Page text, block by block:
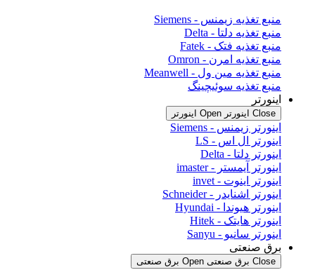
منبع تغذیه زیمنس - Siemens
منبع تغذیه دلتا - Delta
منبع تغذیه فتک - Fatek
منبع تغذیه امرن - Omron
منبع تغذیه مین ول - Meanwell
منبع تغذیه سوئیچینگ
اینورتر
Close اینورتر Open اینورتر
اینورتر زیمنس - Siemens
اینورتر ال اس - LS
اینورتر دلتا - Delta
اینورتر آیمستر - imaster
اینورتر اینوت - invet
اینورتر اشنایدر - Schneider
اینورتر هیوندا - Hyundai
اینورتر هایتک - Hitek
اینورتر سانیو - Sanyu
برق صنعتی
Close برق صنعتی Open برق صنعتی